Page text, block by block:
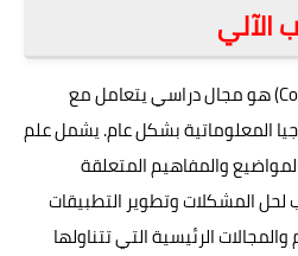
الآلي
علم الحاسب (Computer Science) هو مجال دراسي يتعامل مع
المعلوماتية بشكل عام. يشمل علم
والمفاهيم المتعلقة
لحل المشكلات وتطوير التطبيقات
الرئيسية التي تتناولها